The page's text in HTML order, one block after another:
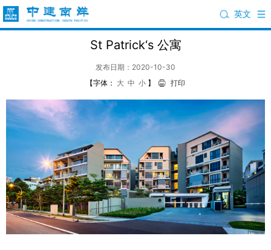
英文
St Patrick‘s 公寓
发布日期：2020-10-30
【字体： 大 中 小 】 打印